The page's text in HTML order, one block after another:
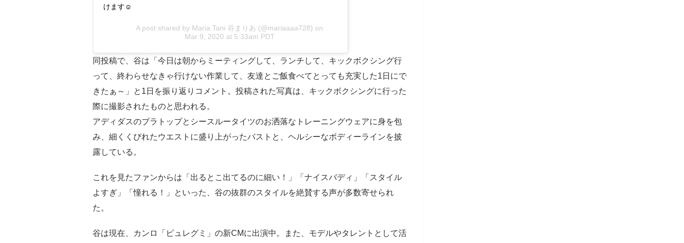
けます☺️
A post shared by Maria.Tani 谷まりあ (@mariaaaa728) on
Mar 9, 2020 at 5:33am PDT
同投稿で、谷は「今日は朝からミーティングして、ランチして、キックボクシング行
って、終わらせなきゃ行けない作業して、友達とご飯食べてとっても充実した1日にで
きたぁ～」と1日を振り返りコメント。投稿された写真は、キックボクシングに行った
際に撮影されたものと思われる。
アディダスのブラトップとシースルータイツのお洒落なトレーニングウェアに身を包
み、細くくびれたウエストに盛り上がったバストと、ヘルシーなボディーラインを披
露している。
これを見たファンからは「出るとこ出てるのに細い！」「ナイスバディ」「スタイル
よすぎ」「憧れる！」といった、谷の抜群のスタイルを絶賛する声が多数寄せられ
た。
谷は現在、カンロ「ピュレグミ」の新CMに出演中。また、モデルやタレントとして活